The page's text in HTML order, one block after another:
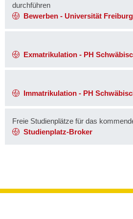
Bewerben - Universität Freiburg
durchführen
Exmatrikulation - PH
Immatrikulation - PH
Studienplatz-Broker
Freie Studienplätze für das